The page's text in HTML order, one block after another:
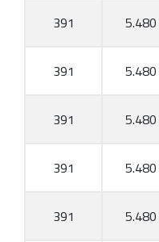
5.480
391
5.480
391
5.480
391
5.480
391
5.480
391